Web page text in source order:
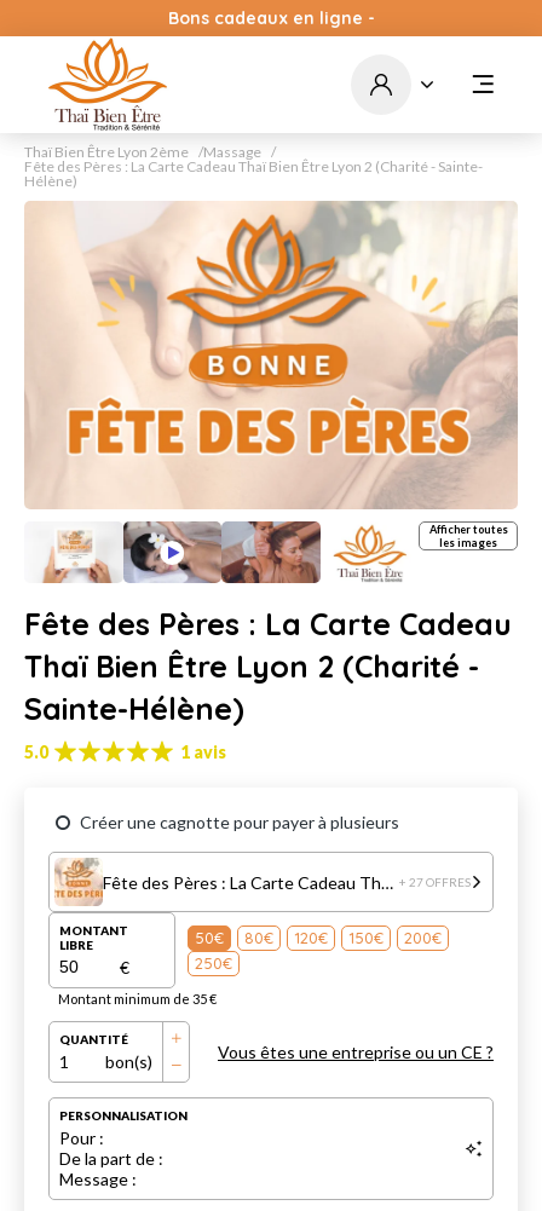
Bons cadeaux en ligne -
par courrier - cagnottes en
Thaï Bien Être Lyon 2ème
Massage
Fête des Pères : La Carte Cadeau Thaï Bien Être Lyon 2 (Charité - Sainte-
Hélène)
Afficher toutes
les images
Fête des Pères : La Carte Cadeau
Thaï Bien Être Lyon 2 (Charité -
Sainte-Hélène)
5.0 1 avis
Créer une cagnotte pour payer à plusieurs
Fête des Pères : La Carte Cadeau Thaï Bien Être Lyon 2 (Charité - Sainte-Hélène) + 27 OFFRES
MONTANT
LIBRE
€
50€ 80€ 120€ 150€
200€
250€
Montant minimum de 35 €
QUANTITÉ
1 bon(s) Vous êtes une entreprise ou un CE ?
PERSONNALISATION
Pour :
De la part de :
Message :